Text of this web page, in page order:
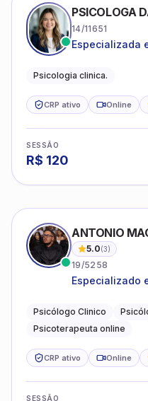
PSICOLOGA
14/11651
Especializada
Psicologia clinica.
CRP ativo Online
SESSÃO
R$ 120
ANTONIO
5.0(3)
19/5258
Especializado
familiares e
Psicólogo Clinico
Psicoterapeuta online
CRP ativo Online
SESSÃO